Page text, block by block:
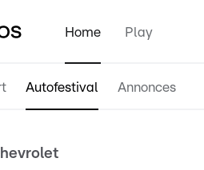
Home Play
Autofestival Annonces